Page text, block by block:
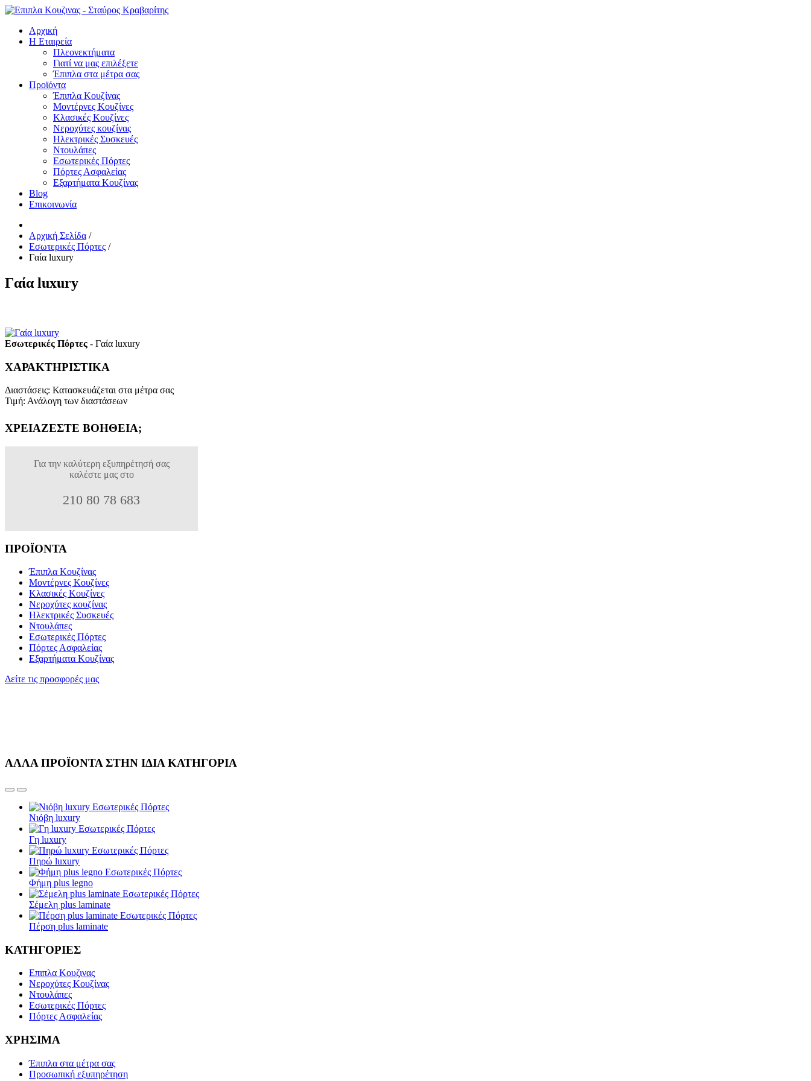
Αρχική
Η Εταιρεία
Πλεονεκτήματα
Γιατί να μας επιλέξετε
Έπιπλα στα μέτρα σας
Προϊόντα
Έπιπλα Κουζίνας
Μοντέρνες Κουζίνες
Κλασικές Κουζίνες
Νεροχύτες κουζίνας
Ηλεκτρικές Συσκευές
Ντουλάπες
Εσωτερικές Πόρτες
Πόρτες Ασφαλείας
Εξαρτήματα Κουζίνας
Blog
Επικοινωνία
Αρχική Σελίδα /
Εσωτερικές Πόρτες /
Γαία luxury
Γαία luxury
Εσωτερικές Πόρτες - Γαία luxury
ΧΑΡΑΚΤΗΡΙΣΤΙΚΑ
Διαστάσεις: Κατασκευάζεται στα μέτρα σας
Τιμή: Ανάλογη των διαστάσεων
ΧΡΕΙΑΖΕΣΤΕ ΒΟΗΘΕΙΑ;
Για την καλύτερη εξυπηρέτησή σας
καλέστε μας στο
210 80 78 683
ΠΡΟΪΟΝΤΑ
Έπιπλα Κουζίνας
Μοντέρνες Κουζίνες
Κλασικές Κουζίνες
Νεροχύτες κουζίνας
Ηλεκτρικές Συσκευές
Ντουλάπες
Εσωτερικές Πόρτες
Πόρτες Ασφαλείας
Εξαρτήματα Κουζίνας
Δείτε τις προσφορές μας
ΑΛΛΑ ΠΡΟΪΟΝΤΑ ΣΤΗΝ ΙΔΙΑ ΚΑΤΗΓΟΡΙΑ
Εσωτερικές Πόρτες
Νιόβη luxury
Εσωτερικές Πόρτες
Γη luxury
Εσωτερικές Πόρτες
Πηρώ luxury
Εσωτερικές Πόρτες
Φήμη plus legno
Εσωτερικές Πόρτες
Σέμελη plus laminate
Εσωτερικές Πόρτες
Πέρση plus laminate
ΚΑΤΗΓΟΡΙΕΣ
Επιπλα Κουζινας
Νεροχύτες Κουζίνας
Ντουλάπες
Εσωτερικές Πόρτες
Πόρτες Ασφαλείας
ΧΡΗΣΙΜΑ
Έπιπλα στα μέτρα σας
Προσωπική εξυπηρέτηση